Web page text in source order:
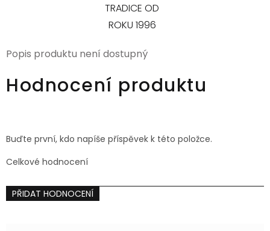
TRADICE OD
ROKU 1996
Popis produktu není dostupný
Hodnocení produktu
Buďte první, kdo napíše příspěvek k této položce.
Celkové hodnocení
PŘIDAT HODNOCENÍ